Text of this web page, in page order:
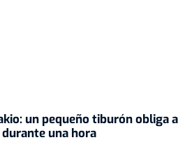
un pequeño tiburón obliga a
una hora